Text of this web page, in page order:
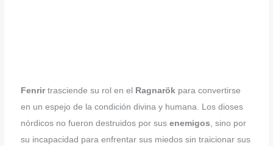
Fenrirtrasciende su rol en el Ragnarök para convertirse
en un espejo de la condición divina y humana. Los dioses
nórdicos no fueron destruidos por sus enemigos, sino por
su incapacidad para enfrentar sus miedos sin traicionar sus